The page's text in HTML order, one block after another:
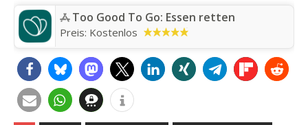
Too Good To Go: Essen retten
Preis: Kostenlos